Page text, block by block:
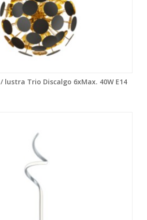
lustra Trio Discalgo 6xMax. 40W E14